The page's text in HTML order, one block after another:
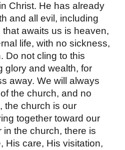
Christ. He has already
and all evil, including
awaits us is heaven,
life, with no sickness,
Do not cling to this
glory and wealth, for
away. We will always
the church, and no
the church is our
together toward our
in the church, there is
His care, His visitation,